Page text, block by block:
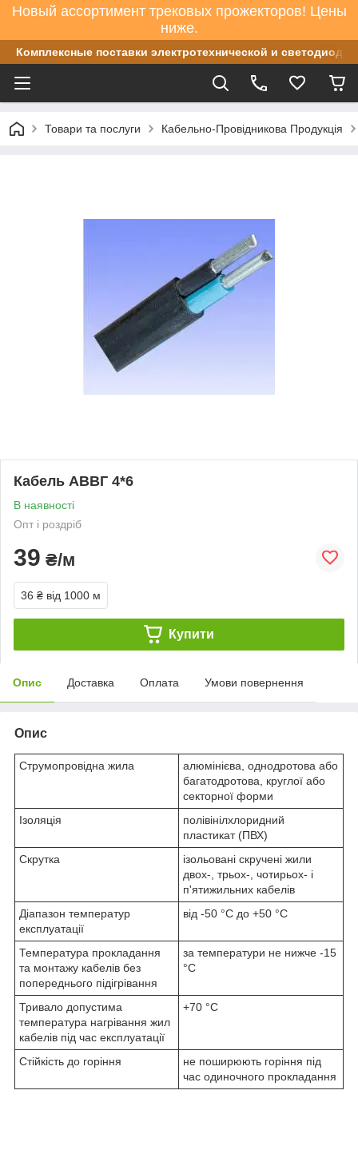
Новый ассортимент трековых прожекторов! Цены
ниже.
Комплексные поставки электротехнической и
Товари та послуги Кабельно-Провідникова Продукція
Кабель АВВГ 4*6
В наявності
Опт і роздріб
39 ₴/м
36 ₴ від 1000 м
Купити
Опис Доставка Оплата Умови повернення
Опис
Струмопровідна жила
алюмінієва, однодротова або
багатодротова, круглої або
секторної форми
Ізоляція
полівінілхлоридний
пластикат (ПВХ)
Скрутка
ізольовані скручені жили
двох-, трьох-, чотирьох- і
п'ятижильних кабелів
Діапазон температур
експлуатації
від -50 °C до +50 °C
Температура прокладання
та монтажу кабелів без
попереднього підігрівання
за температури не нижче -15
°C
Тривало допустима
температура нагрівання жил
кабелів під час експлуатації
+70 °С
Стійкість до горіння
не поширюють горіння під
час одиночного прокладання